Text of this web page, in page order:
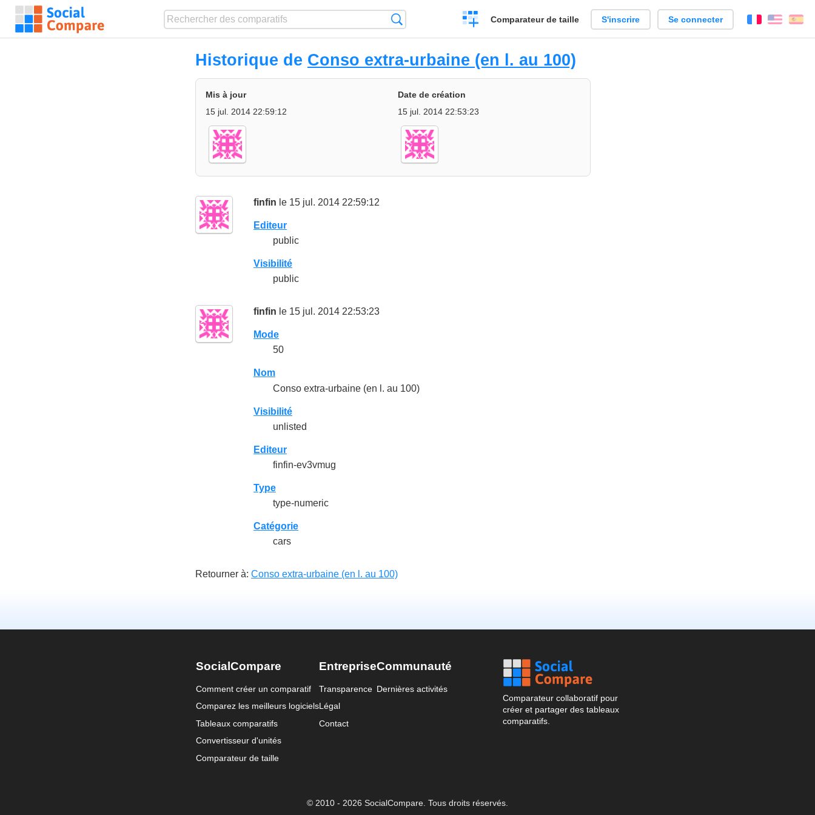
Créer
un
comparatif
Comparateur de taille S'inscrire Se connecter FrançaisEnglish
Historique de Conso extra-urbaine (en l. au 100)
Mis à jour
15 jul. 2014 22:59:12
Date de création
15 jul. 2014 22:53:23
finfin le 15 jul. 2014 22:59:12
Editeur
public
Visibilité
public
finfin le 15 jul. 2014 22:53:23
Mode
50
Nom
Conso extra-urbaine (en l. au 100)
Visibilité
unlisted
Editeur
finfin-ev3vmug
Type
type-numeric
Catégorie
cars
Retourner à: Conso extra-urbaine (en l. au 100)
SocialCompare
Comment créer un comparatif
Comparez les meilleurs logiciels
Tableaux comparatifs
Convertisseur d'unités
Comparateur de taille
Entreprise
Transparence
Légal
Contact
Communauté
Dernières activités
Comparateur collaboratif pour
créer et partager des tableaux
comparatifs.
© 2010 - 2026 SocialCompare. Tous droits réservés.